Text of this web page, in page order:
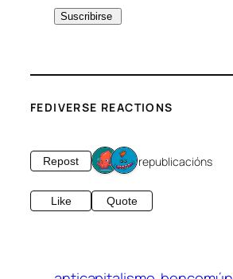
FEDIVERSE REACTIONS
Repost 2 republicacións
Like Quote